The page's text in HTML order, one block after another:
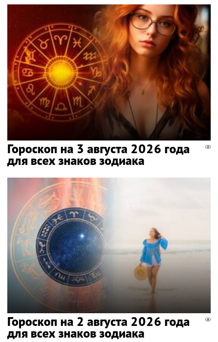
Гороскоп на 3 августа 2026 года
для всех знаков зодиака
Гороскоп на 2 августа 2026 года
для всех знаков зодиака